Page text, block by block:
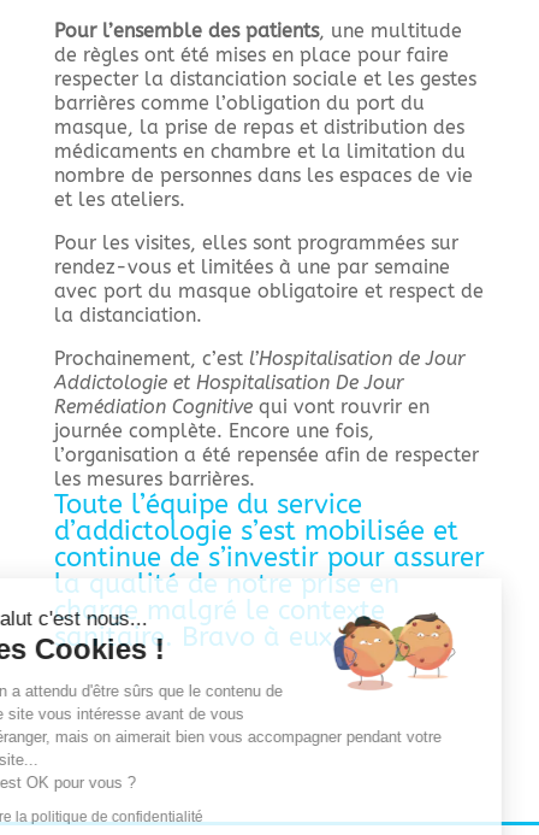
Pour l’ensemble des patients, une multitude
de règles ont été mises en place pour faire
respecter la distanciation sociale et les gestes
barrières comme l’obligation du port du
masque, la prise de repas et distribution des
médicaments en chambre et la limitation du
nombre de personnes dans les espaces de vie
et les ateliers.
Pour les visites, elles sont programmées sur
rendez-vous et limitées à une par semaine
avec port du masque obligatoire et respect de
la distanciation.
Prochainement, c’est l’Hospitalisation de Jour
Addictologie et Hospitalisation De Jour
Remédiation Cognitive qui vont rouvrir en
journée complète. Encore une fois,
l’organisation a été repensée afin de respecter
les mesures barrières.
Toute l’équipe du service
d’addictologie s’est mobilisée et
continue de s’investir pour assurer
la qualité de notre prise en
charge malgré le contexte
sanitaire. Bravo à eux !
Salut c'est nous...
les Cookies !
On a attendu d'être sûrs que le contenu de
ce site vous intéresse avant de vous
déranger, mais on aimerait bien vous accompagner pendant votre
C'est OK pour vous ?
Lire la politique de confidentialité